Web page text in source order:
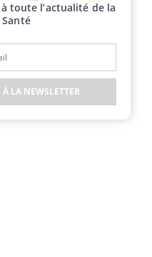
Twitter Instagram
toute l’actualité de la
Santé
À LA NEWSLETTER